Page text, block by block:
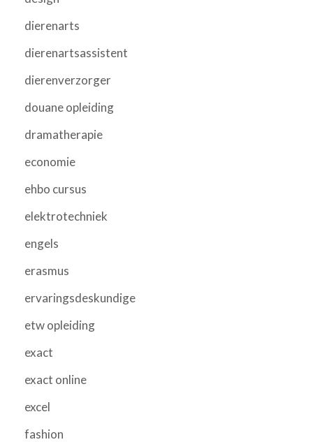
dierenarts
dierenartsassistent
dierenverzorger
douane opleiding
dramatherapie
economie
ehbo cursus
elektrotechniek
engels
erasmus
ervaringsdeskundige
etw opleiding
exact
exact online
excel
fashion